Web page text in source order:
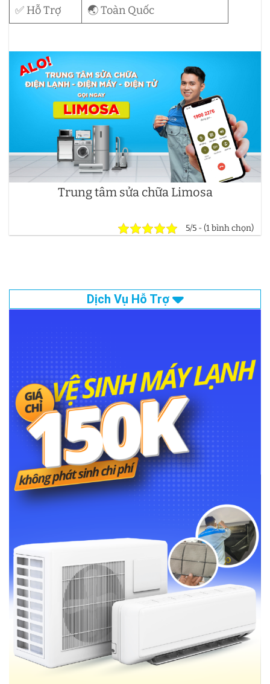
✅ Hỗ Trợ
🌏 Toàn Quốc
Trung tâm sửa chữa Limosa
5/5 - (1 bình chọn)
Dịch Vụ Hỗ Trợ